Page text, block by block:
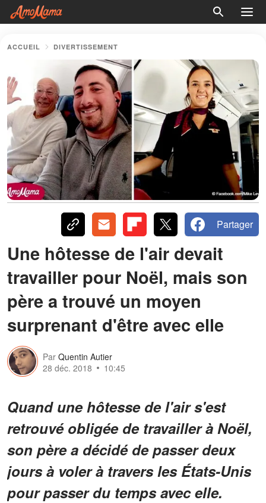
ACCUEIL DIVERTISSEMENT
Partager
Une hôtesse de l'air devait
travailler pour Noël, mais son
père a trouvé un moyen
surprenant d'être avec elle
Par Quentin Autier
28 déc. 2018
10:45
Quand une hôtesse de l'air s'est
retrouvé obligée de travailler à Noël,
son père a décidé de passer deux
jours à voler à travers les États-Unis
pour passer du temps avec elle.